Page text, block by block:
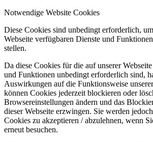
Notwendige Website Cookies
Diese Cookies sind unbedingt erforderlich,
Webseite verfügbaren Dienste und
stellen.
Da diese Cookies für die auf unserer
und Funktionen unbedingt erforderlich sind,
Auswirkungen auf die Funktionsweise
können Cookies jederzeit blockieren oder
Browsereinstellungen ändern und das
dieser Webseite erzwingen. Sie werden
Cookies zu akzeptieren / abzulehnen, wenn
erneut besuchen.